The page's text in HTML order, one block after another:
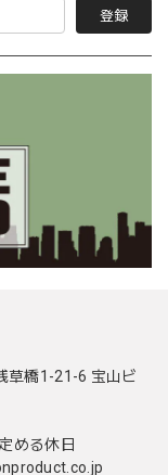
登録
草橋1-21-6 宝山ビ
める休日